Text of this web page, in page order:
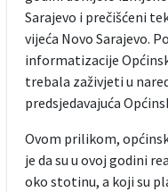
Sarajevo i prečišćeni
vijeća Novo Sarajevo.
informatizacije
trebala zaživjeti u
predsjedavajuća
Ovom prilikom,
je da su u ovoj godini
oko stotinu, a koji su